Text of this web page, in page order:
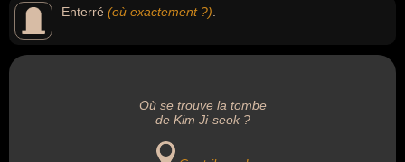
Enterré (où exactement ?)
Où se trouve la tombe
de Kim Ji-seok ?